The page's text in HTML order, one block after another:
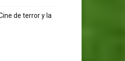
de terror y la